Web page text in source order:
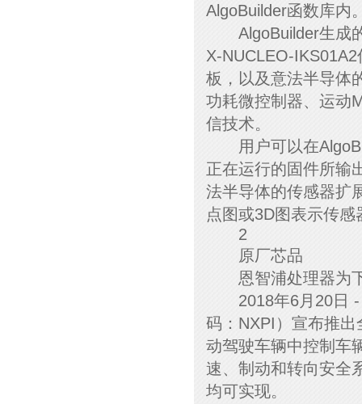
AlgoBuilder函数库内
AlgoBuilder生成的
X-NUCLEO-
板，以及意法半导体
功耗微控制器、运动
信技术。
用户可以在
正在运行的固件所输
法半导体的传感器扩
点图或3D图表示传感
2
原厂芯品
恩智浦处理器为下
2018年6月20日 -
码：NXPI）宣布推
动驾驶车辆中控制车
速、制动和转向安全
均可实现。